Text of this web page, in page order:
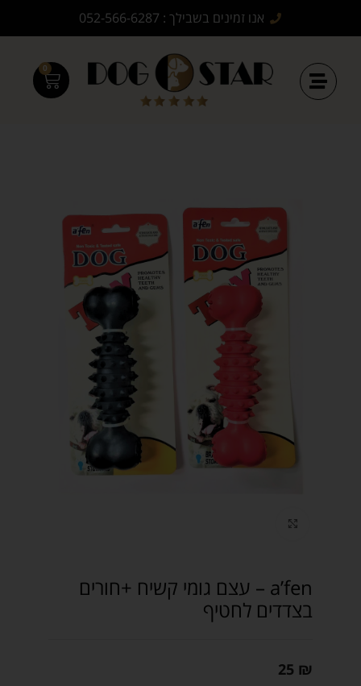
אנו זמינים בשבילך : 052-566-6287
0
a’fen – עצם גומי קשיח +חורים
בצדדים לחטיף
25 ₪